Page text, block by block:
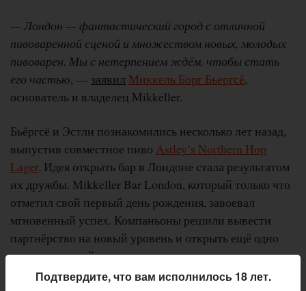
— Лондон — фантастический город с отличной
пивоваренной сценой и множеством новых, молодых
пивоварен. Мы с нетерпением ждём, чтобы стать
его частью, — заявил Миккель Борг Бьергсё,
основатель и владелец Mikkeller.
Бьёргсё и Эстли познакомились несколько лет назад,
выпустив совместное пиво Astley’s Northern Hop
Lager. Идея открыть бар в Лондоне стала результатом
их дружбы. Mikkeller Bar London, который только что
отметил свой первый день рождения, завоевал
мгновенный успех. Компаньоны решили вывести
партнёрство на новый уровень и открыть ещё одно
место в шумной столице.
Подтвердите, что вам исполнилось 18 лет.